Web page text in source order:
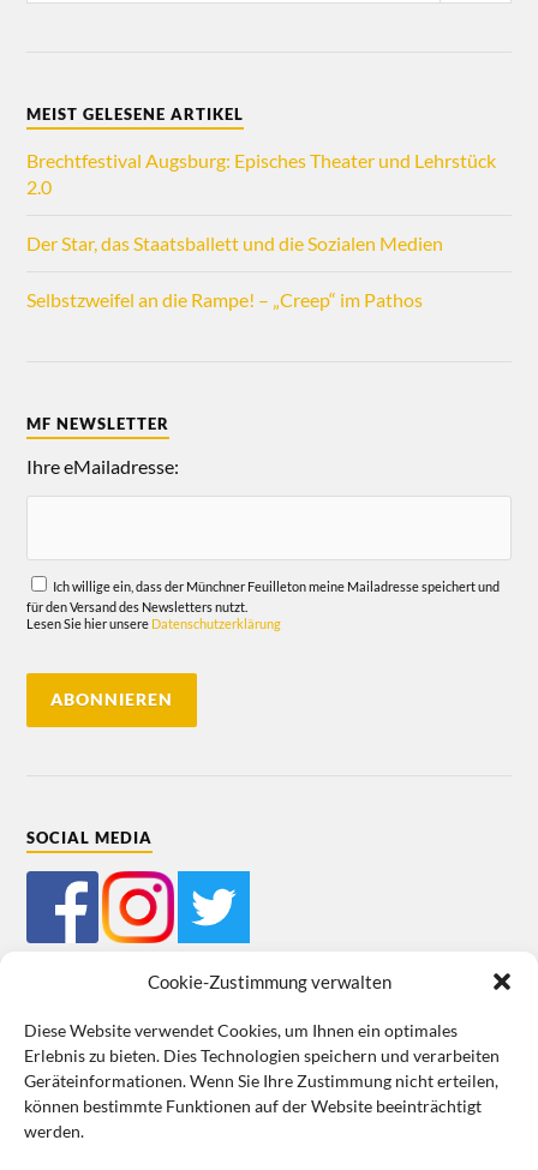
Cookie-Zustimmung verwalten
Diese Website verwendet Cookies, um Ihnen ein optimales
Erlebnis zu bieten. Dies Technologien speichern und verarbeiten
Geräteinformationen. Wenn Sie Ihre Zustimmung nicht erteilen,
können bestimmte Funktionen auf der Website beeinträchtigt
werden.
MEIST GELESENE ARTIKEL
Brechtfestival Augsburg: Episches Theater und Lehrstück
2.0
Der Star, das Staatsballett und die Sozialen Medien
Selbstzweifel an die Rampe! – „Creep“ im Pathos
MF NEWSLETTER
Ihre eMailadresse:
Ich willige ein, dass der Münchner Feuilleton meine Mailadresse speichert und
für den Versand des Newsletters nutzt.
Lesen Sie hier unsere Datenschutzerklärung
SOCIAL MEDIA
Mein Bestellkonto Kundeninformationen Datenschutz
Cookie-Richtlinie (EU) Impressum